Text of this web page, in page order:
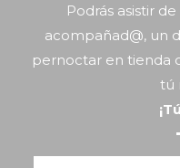
Podrás asistir
acompañad@, un
pernoctar en tienda
tú